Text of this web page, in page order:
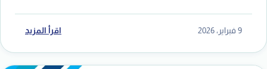
9 فبراير، 2026 اقرأ المزيد